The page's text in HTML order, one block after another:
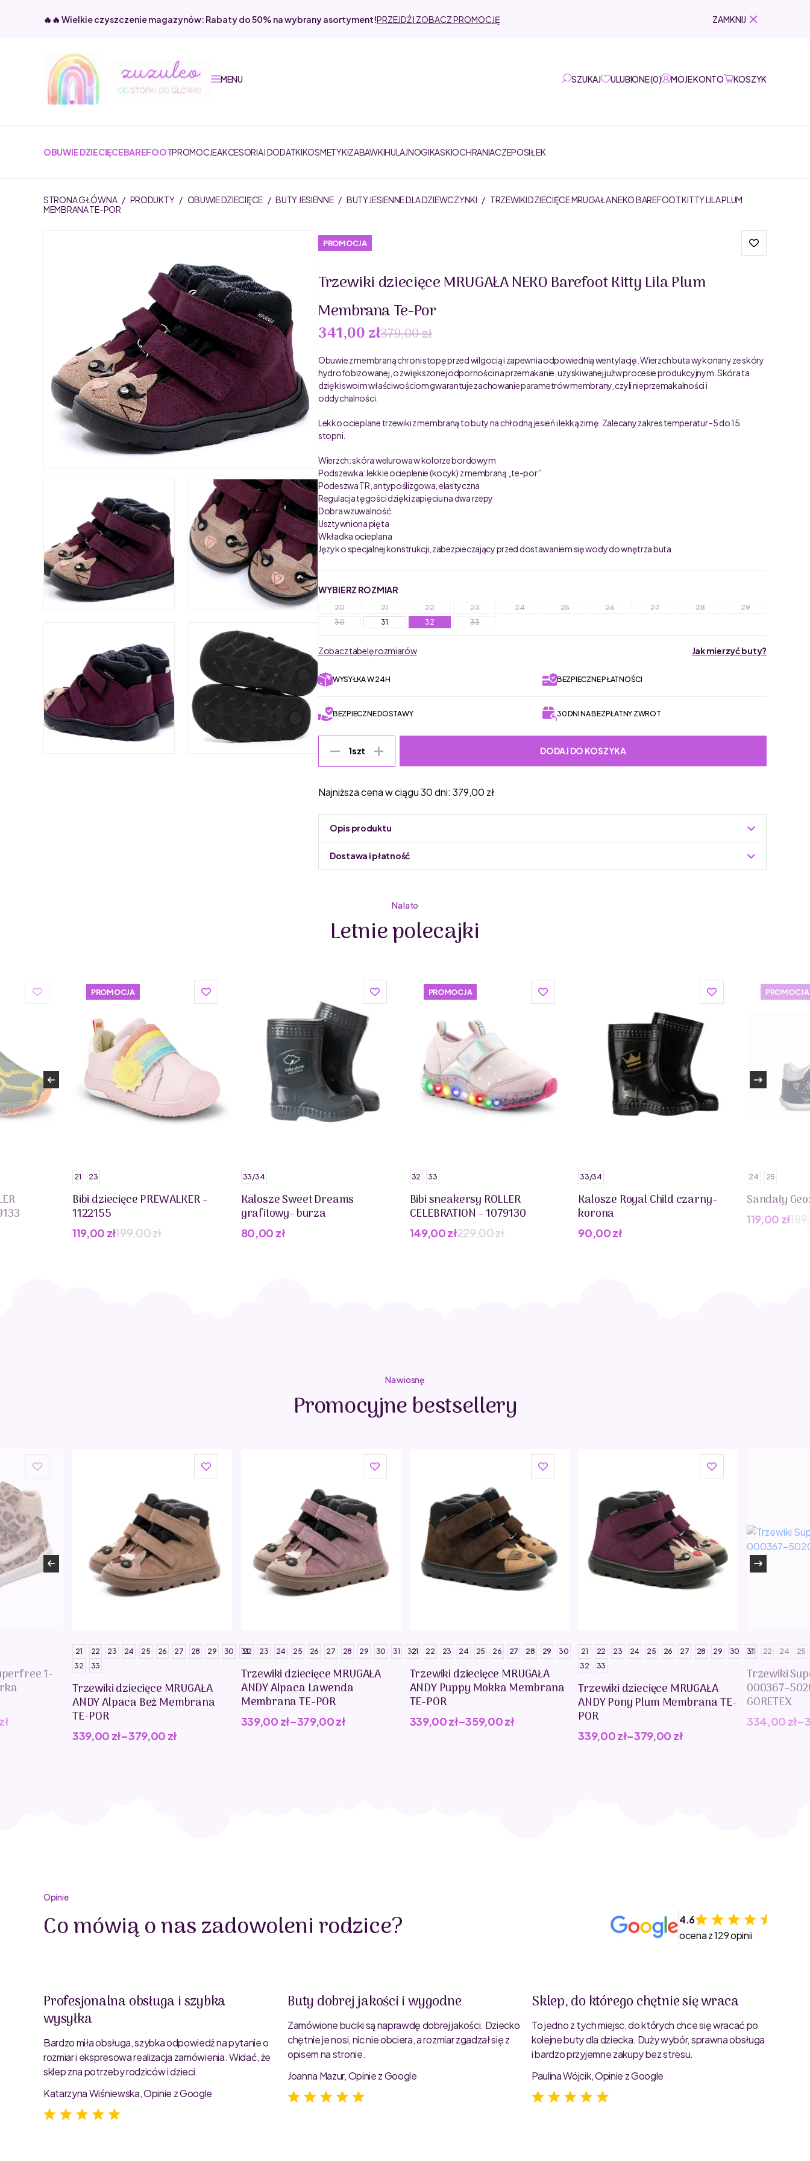
🔥🔥 Wielkie czyszczenie magazynów: Rabaty do 50% na wybrany asortyment!PRZEJDŹ I ZOBACZ PROMOCJĘ ZAMKNIJ
MENU SZUKAJ ULUBIONE(0) MOJE KONTO KOSZYK
OBUWIE DZIECIĘCEBAREFOOTPROMOCJEAKCESORIA I DODATKIKOSMETYKIZABAWKIHULAJNOGIKASKIOCHRANIACZEPOSIŁEK
STRONA GŁÓWNA / PRODUKTY / OBUWIE DZIECIĘCE / BUTY JESIENNE / BUTY JESIENNE DLA DZIEWCZYNKI / TRZEWIKI DZIECIĘCE MRUGAŁA NEKO BAREFOOT KITTY LILA PLUM
MEMBRANA TE-POR
PROMOCJA
Trzewiki dziecięce MRUGAŁA NEKO Barefoot Kitty Lila Plum
Membrana Te-Por
341,00 zł379,00 zł
Obuwie z membraną chroni stopę przed wilgocią i zapewnia odpowiednią wentylację. Wierzch buta wykonany ze skóry
hydrofobizowanej, o zwiększonej odporności na przemakanie, uzyskiwanej już w procesie produkcyjnym. Skóra ta
dzięki swoim właściwościom gwarantuje zachowanie parametrów membrany, czyli nieprzemakalności i
oddychalności.
Lekko ocieplane trzewiki z membraną to buty na chłodną jesień i lekką zimę. Zalecany zakres temperatur -5 do 15
stopni.
Wierzch: skóra welurowa w kolorze bordowym
Podszewka: lekkie ocieplenie (kocyk) z membraną „te-por”
Podeszwa TR, antypoślizgowa, elastyczna
Regulacja tęgości dzięki zapięciu na dwa rzepy
Dobra wzuwalność
Usztywniona pięta
Wkładka ocieplana
Język o specjalnej konstrukcji, zabezpieczający przed dostawaniem się wody do wnętrza buta
WYBIERZ ROZMIAR
20 21 22 23 24 25 26 27 28
29
30
31 32 33
Zobacz tabelę rozmiarów Jak mierzyć buty?
WYSYŁKA W 24H BEZPIECZNE PŁATNOŚCI
BEZPIECZNE DOSTAWY 30 DNI NA BEZPŁATNY ZWROT
1szt DODAJ DO KOSZYKA
Najniższa cena w ciągu 30 dni: 379,00 zł
Opis produktu
Mrugała to polska marka z długą tradycją, która od lat produkuje obuwie dziecięce najwyższej jakości.
buty tej marki są nie tylko stylowe, ale przede wszystkim funkcjonalne.
Jednym z kluczowych aspektów, które wyróżniają buty Mrugała, jest ich ręczna produkcja. Każdy but jest
tworzony z myślą o komforcie i zdrowiu dziecka. Buty tworzone są z pasją i dbałością o szczegóły przez
doświadczonych rzemieślników.
Buty wykonane są z naturalnych skór i materiałów, certyfikowanych przez Unię Europejską. Doskonale
dopasowują się do kształtu stopy dziecka – dzięki temu stopa dziecka jest odpowiednio wspierana, a
jednocześnie może swobodnie oddychać.
Dostawa i płatność
Na lato
Letnie polecajki
PROMOCJA
21 23
Bibi dziecięce PREWALKER –
1122155
199,00zł
Pierwotna
119,00 zł
Aktualna
33/34
Kalosze Sweet Dreams
grafitowy- burza
80,00 zł
PROMOCJA
32 33
Bibi sneakersy ROLLER
CELEBRATION – 1079130
229,00zł
Pierwotna
149,00zł
Aktualna
33/34
Kalosze Royal Child czarny-
korona
90,00zł
PROMOCJA
24 25
Sandały
Pierwotna
119,00 zł
Aktualna
Na wiosnę
Promocyjne bestsellery
1-
21 22 23 24 25 26 27 28 29 30
31
32
33
Trzewiki dziecięce MRUGAŁA
ANDY Alpaca Beż Membrana
TE-POR
339,00 zł–379,00 zł
22 23 24 25 26 27 28 29 30 31 32
Trzewiki dziecięce MRUGAŁA
ANDY Alpaca Lawenda
Membrana TE-POR
339,00 zł–379,00zł
21 22 23 24 25 26 27 28 29 30
Trzewiki dziecięce MRUGAŁA
ANDY Puppy Mokka Membrana
TE-POR
339,00zł–359,00zł
21 22 23 24 25 26 27 28 29 30
31
32
33
Trzewiki dziecięce MRUGAŁA
ANDY Pony Plum Membrana TE-
POR
339,00zł–379,00 zł
21 22 24 25
Trzewiki
000367-
GORETEX
334,00 zł–
Opinie
Co mówią o nas zadowoleni rodzice?
4.6
ocena z 129 opinii
Profesjonalna obsługa i szybka
wysyłka
Bardzo miła obsługa, szybka odpowiedź na pytanie o
rozmiar i ekspresowa realizacja zamówienia. Widać, że
sklep zna potrzeby rodziców i dzieci.
Katarzyna Wiśniewska, Opinie z Google
Buty dobrej jakości i wygodne
Zamówione buciki są naprawdę dobrej jakości. Dziecko
chętnie je nosi, nic nie obciera, a rozmiar zgadzał się z
opisem na stronie.
Joanna Mazur, Opinie z Google
Sklep, do którego chętnie się wraca
To jedno z tych miejsc, do których chce się wracać po
kolejne buty dla dziecka. Duży wybór, sprawna obsługa
i bardzo przyjemne zakupy bez stresu.
Paulina Wójcik, Opinie z Google